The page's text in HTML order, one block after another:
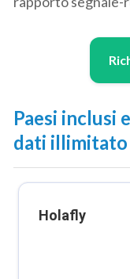
Paesi inclusi
dati illimitato
Holafly